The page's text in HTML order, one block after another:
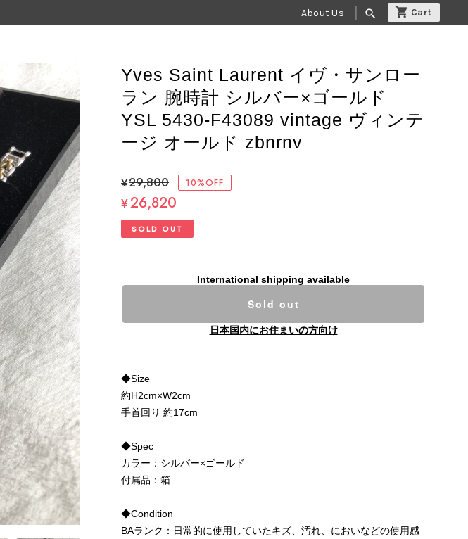
About Us search
Yves Saint Laurent イヴ・サンロー
ラン 腕時計 シルバー×ゴールド
YSL 5430-F43089 vintage ヴィンテ
ージ オールド zbnrnv
¥29,800 10%OFF
¥26,820
SOLD OUT
International shipping available
Sold out
日本国内にお住まいの方向け
◆Size
約H2cm×W2cm
手首回り 約17cm
◆Spec
カラー：シルバー×ゴールド
付属品：箱
◆Condition
BAランク：日常的に使用していたキズ、汚れ、においなどの使用感